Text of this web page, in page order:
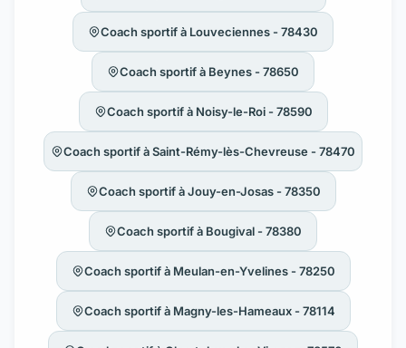
Coach sportif à Louveciennes - 78430
Coach sportif à Beynes - 78650
Coach sportif à Noisy-le-Roi - 78590
Coach sportif à Saint-Rémy-lès-Chevreuse - 78470
Coach sportif à Jouy-en-Josas - 78350
Coach sportif à Bougival - 78380
Coach sportif à Meulan-en-Yvelines - 78250
Coach sportif à Magny-les-Hameaux - 78114